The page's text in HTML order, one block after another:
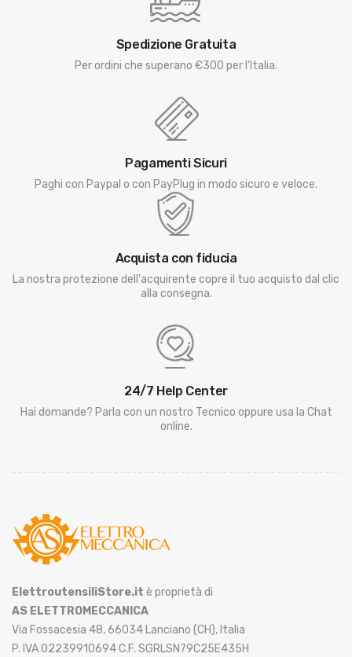
Spedizione Gratuita
Per ordini che superano €300 per l'Italia.
Pagamenti Sicuri
Paghi con Paypal o con PayPlug in modo sicuro e veloce.
Acquista con fiducia
La nostra protezione dell'acquirente copre il tuo acquisto dal clic
alla consegna.
24/7 Help Center
Hai domande? Parla con un nostro Tecnico oppure usa la Chat
online.
ElettroutensiliStore.it è proprietà di
AS ELETTROMECCANICA
Via Fossacesia 48, 66034 Lanciano (CH), Italia
P. IVA 02239910694 C.F. SGRLSN79C25E435H